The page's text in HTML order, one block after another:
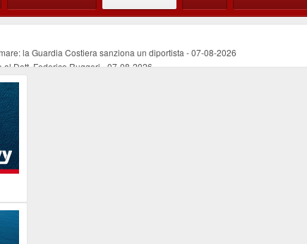
la Guardia Costiera sanziona un diportista -07-08-2026
Dott. Federico Ruggeri-07-08-2026
una testimonianza del 1966
07-08-2026
dell'Autorità portuale regionale